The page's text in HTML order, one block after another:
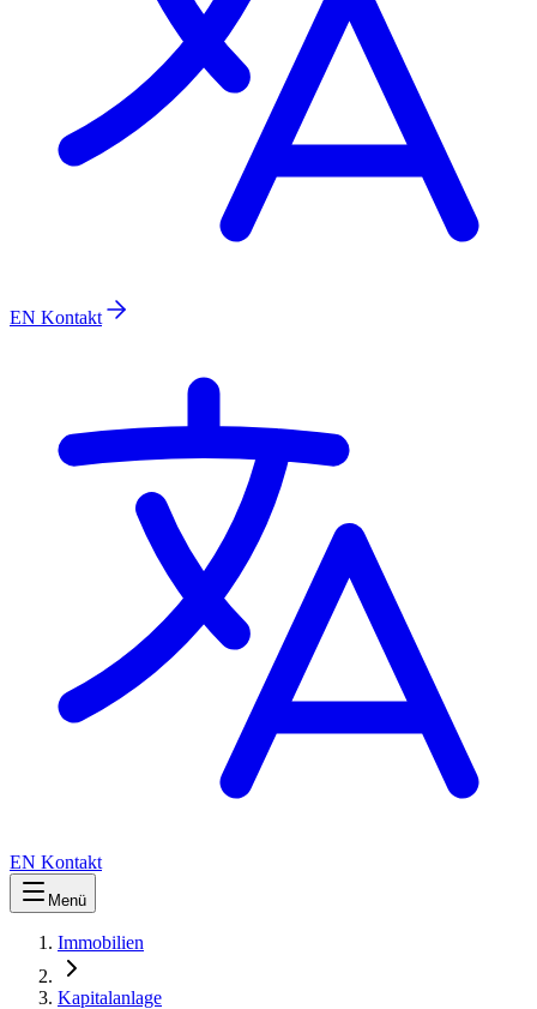
EN Kontakt
EN Kontakt
Menü
Immobilien
Kapitalanlage